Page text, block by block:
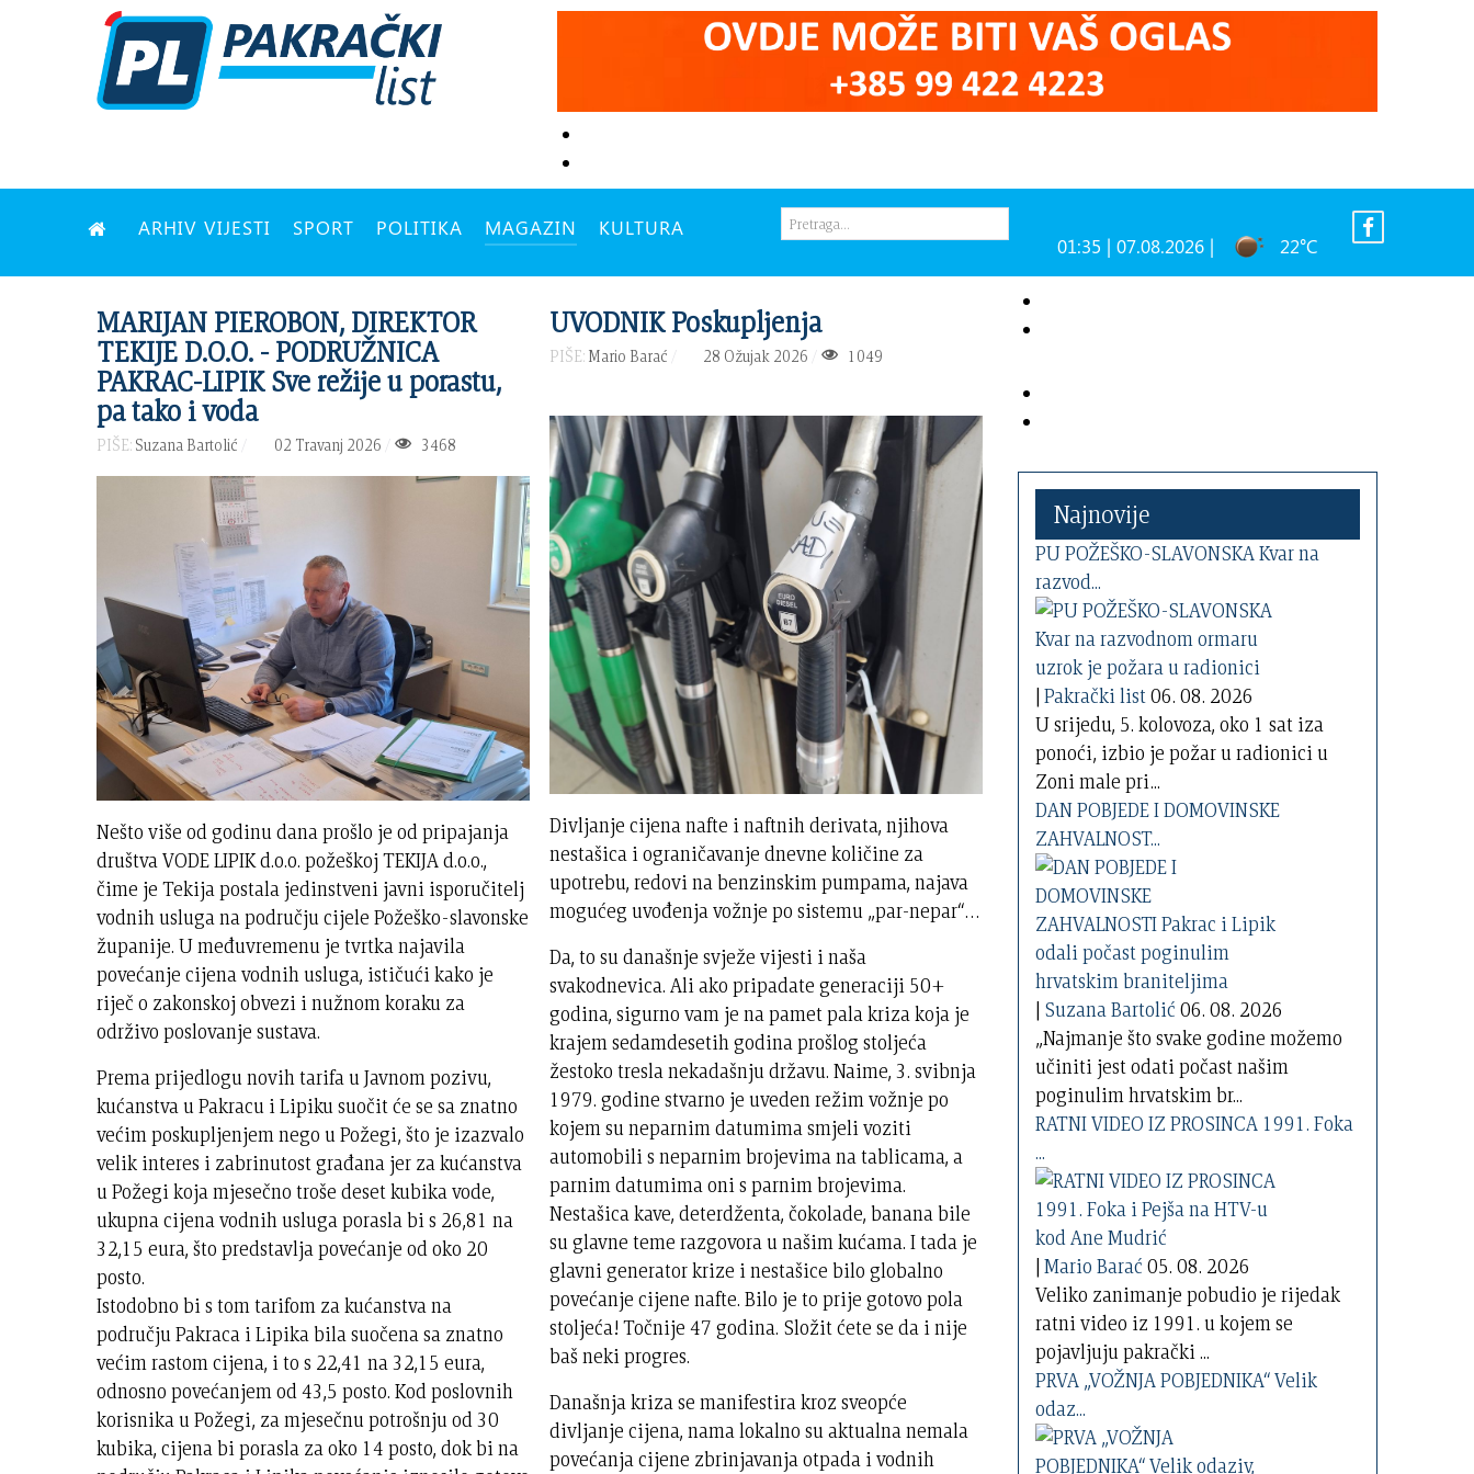
ARHIV VIJESTI SPORT POLITIKA MAGAZIN KULTURA
01:35 | 07.08.2026 | 22°C
MARIJAN PIEROBON, DIREKTOR
TEKIJE D.O.O. - PODRUŽNICA
PAKRAC-LIPIK Sve režije u porastu,
pa tako i voda
PIŠE: Suzana Bartolić 02 Travanj 2026 3468
Nešto više od godinu dana prošlo je od pripajanja
društva VODE LIPIK d.o.o. požeškoj TEKIJA d.o.o.,
čime je Tekija postala jedinstveni javni isporučitelj
vodnih usluga na području cijele Požeško-slavonske
županije. U međuvremenu je tvrtka najavila
povećanje cijena vodnih usluga, ističući kako je
riječ o zakonskoj obvezi i nužnom koraku za
održivo poslovanje sustava.
Prema prijedlogu novih tarifa u Javnom pozivu,
kućanstva u Pakracu i Lipiku suočit će se sa znatno
većim poskupljenjem nego u Požegi, što je izazvalo
velik interes i zabrinutost građana jer za kućanstva
u Požegi koja mjesečno troše deset kubika vode,
ukupna cijena vodnih usluga porasla bi s 26,81 na
32,15 eura, što predstavlja povećanje od oko 20
posto.
Istodobno bi s tom tarifom za kućanstva na
području Pakraca i Lipika bila suočena sa znatno
većim rastom cijena, i to s 22,41 na 32,15 eura,
odnosno povećanjem od 43,5 posto. Kod poslovnih
korisnika u Požegi, za mjesečnu potrošnju od 30
kubika, cijena bi porasla za oko 14 posto, dok bi na
UVODNIK Poskupljenja
PIŠE: Mario Barać 28 Ožujak 2026 1049
Divljanje cijena nafte i naftnih derivata, njihova
nestašica i ograničavanje dnevne količine za
upotrebu, redovi na benzinskim pumpama, najava
mogućeg uvođenja vožnje po sistemu „par-nepar“…
Da, to su današnje svježe vijesti i naša
svakodnevica. Ali ako pripadate generaciji 50+
godina, sigurno vam je na pamet pala kriza koja je
krajem sedamdesetih godina prošlog stoljeća
žestoko tresla nekadašnju državu. Naime, 3. svibnja
1979. godine stvarno je uveden režim vožnje po
kojem su neparnim datumima smjeli voziti
automobili s neparnim brojevima na tablicama, a
parnim datumima oni s parnim brojevima.
Nestašica kave, deterdženta, čokolade, banana bile
su glavne teme razgovora u našim kućama. I tada je
glavni generator krize i nestašice bilo globalno
povećanje cijene nafte. Bilo je to prije gotovo pola
stoljeća! Točnije 47 godina. Složit ćete se da i nije
baš neki progres.
Današnja kriza se manifestira kroz sveopće
divljanje cijena, nama lokalno su aktualna nemala
povećanja cijene zbrinjavanja otpada i vodnih
Najnovije
PU POŽEŠKO-SLAVONSKA Kvar na
razvod...
|Pakrački list06. 08. 2026
U srijedu, 5. kolovoza, oko 1 sat iza
ponoći, izbio je požar u radionici u
Zoni male pri...
DAN POBJEDE I DOMOVINSKE
ZAHVALNOST...
| Suzana Bartolić 06. 08. 2026
„Najmanje što svake godine možemo
učiniti jest odati počast našim
poginulim hrvatskim br...
RATNI VIDEO IZ PROSINCA 1991. Foka
...
|Mario Barać 05. 08. 2026
Veliko zanimanje pobudio je rijedak
ratni video iz 1991. u kojem se
pojavljuju pakrački ...
PRVA „VOŽNJA POBJEDNIKA“ Velik
odaz...